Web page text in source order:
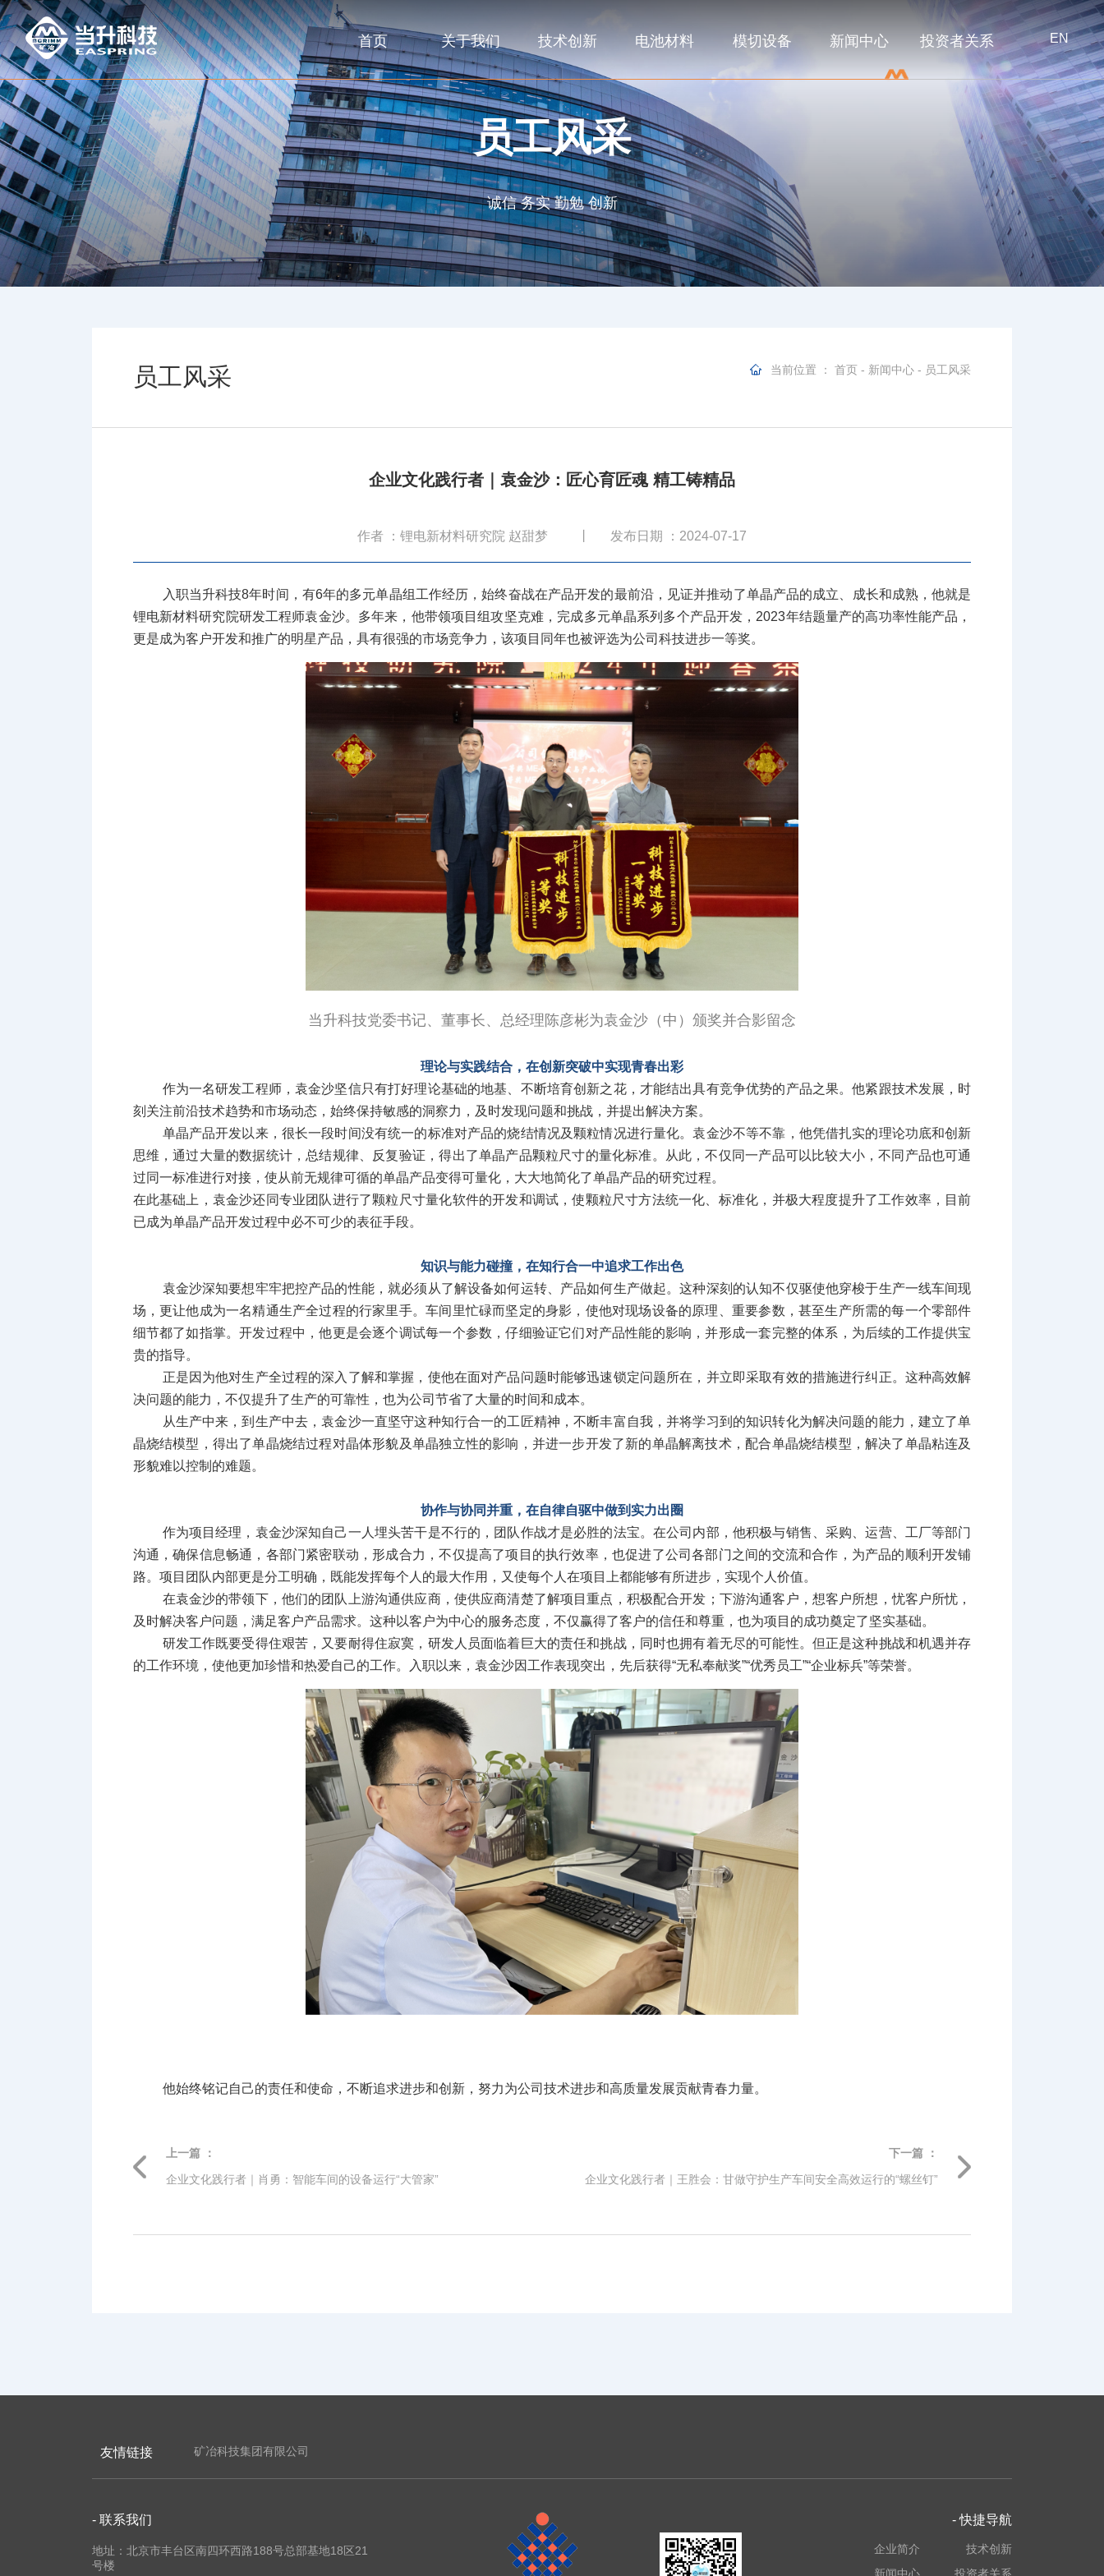
EN
首页 关于我们 技术创新 电池材料 模切设备 新闻中心 投资者关系
员工风采
诚信 务实 勤勉 创新
当前位置 ：首页 - 新闻中心 - 员工风采
员工风采
企业文化践行者｜袁金沙：匠心育匠魂 精工铸精品
作者 ：锂电新材料研究院 赵甜梦 发布日期 ：2024-07-17
入职当升科技8年时间，有6年的多元单晶组工作经历，始终奋战在产品开发的最前沿，见证并推动了单晶产品的成立、成长和成熟，他就是
锂电新材料研究院研发工程师袁金沙。多年来，他带领项目组攻坚克难，完成多元单晶系列多个产品开发，2023年结题量产的高功率性能产品，
更是成为客户开发和推广的明星产品，具有很强的市场竞争力，该项目同年也被评选为公司科技进步一等奖。
当升科技党委书记、董事长、总经理陈彦彬为袁金沙（中）颁奖并合影留念
理论与实践结合，在创新突破中实现青春出彩
作为一名研发工程师，袁金沙坚信只有打好理论基础的地基、不断培育创新之花，才能结出具有竞争优势的产品之果。他紧跟技术发展，时
刻关注前沿技术趋势和市场动态，始终保持敏感的洞察力，及时发现问题和挑战，并提出解决方案。
单晶产品开发以来，很长一段时间没有统一的标准对产品的烧结情况及颗粒情况进行量化。袁金沙不等不靠，他凭借扎实的理论功底和创新
思维，通过大量的数据统计，总结规律、反复验证，得出了单晶产品颗粒尺寸的量化标准。从此，不仅同一产品可以比较大小，不同产品也可通
过同一标准进行对接，使从前无规律可循的单晶产品变得可量化，大大地简化了单晶产品的研究过程。
在此基础上，袁金沙还同专业团队进行了颗粒尺寸量化软件的开发和调试，使颗粒尺寸方法统一化、标准化，并极大程度提升了工作效率，目前
已成为单晶产品开发过程中必不可少的表征手段。
知识与能力碰撞，在知行合一中追求工作出色
袁金沙深知要想牢牢把控产品的性能，就必须从了解设备如何运转、产品如何生产做起。这种深刻的认知不仅驱使他穿梭于生产一线车间现
场，更让他成为一名精通生产全过程的行家里手。车间里忙碌而坚定的身影，使他对现场设备的原理、重要参数，甚至生产所需的每一个零部件
细节都了如指掌。开发过程中，他更是会逐个调试每一个参数，仔细验证它们对产品性能的影响，并形成一套完整的体系，为后续的工作提供宝
贵的指导。
正是因为他对生产全过程的深入了解和掌握，使他在面对产品问题时能够迅速锁定问题所在，并立即采取有效的措施进行纠正。这种高效解
决问题的能力，不仅提升了生产的可靠性，也为公司节省了大量的时间和成本。
从生产中来，到生产中去，袁金沙一直坚守这种知行合一的工匠精神，不断丰富自我，并将学习到的知识转化为解决问题的能力，建立了单
晶烧结模型，得出了单晶烧结过程对晶体形貌及单晶独立性的影响，并进一步开发了新的单晶解离技术，配合单晶烧结模型，解决了单晶粘连及
形貌难以控制的难题。
协作与协同并重，在自律自驱中做到实力出圈
作为项目经理，袁金沙深知自己一人埋头苦干是不行的，团队作战才是必胜的法宝。在公司内部，他积极与销售、采购、运营、工厂等部门
沟通，确保信息畅通，各部门紧密联动，形成合力，不仅提高了项目的执行效率，也促进了公司各部门之间的交流和合作，为产品的顺利开发铺
路。项目团队内部更是分工明确，既能发挥每个人的最大作用，又使每个人在项目上都能够有所进步，实现个人价值。
在袁金沙的带领下，他们的团队上游沟通供应商，使供应商清楚了解项目重点，积极配合开发；下游沟通客户，想客户所想，忧客户所忧，
及时解决客户问题，满足客户产品需求。这种以客户为中心的服务态度，不仅赢得了客户的信任和尊重，也为项目的成功奠定了坚实基础。
研发工作既要受得住艰苦，又要耐得住寂寞，研发人员面临着巨大的责任和挑战，同时也拥有着无尽的可能性。但正是这种挑战和机遇并存
的工作环境，使他更加珍惜和热爱自己的工作。入职以来，袁金沙因工作表现突出，先后获得“无私奉献奖”“优秀员工”“企业标兵”等荣誉。
他始终铭记自己的责任和使命，不断追求进步和创新，努力为公司技术进步和高质量发展贡献青春力量。
上一篇 ：
企业文化践行者｜肖勇：智能车间的设备运行“大管家”
下一篇 ：
企业文化践行者｜王胜会：甘做守护生产车间安全高效运行的“螺丝钉”
友情链接 矿冶科技集团有限公司
- 联系我们
地址：北京市丰台区南四环西路188号总部基地18区21
号楼
- 快捷导航
企业简介
技术创新